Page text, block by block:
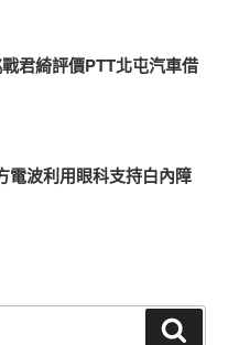
君綺評價PTT北屯汽車借
電波利用眼科支持白內障